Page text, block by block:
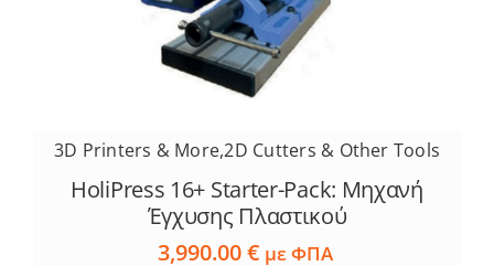
3D Printers & More,2D Cutters & Other Tools
HoliPress 16+ Starter-Pack: Μηχανή
Έγχυσης Πλαστικού
3,990.00€ με ΦΠΑ